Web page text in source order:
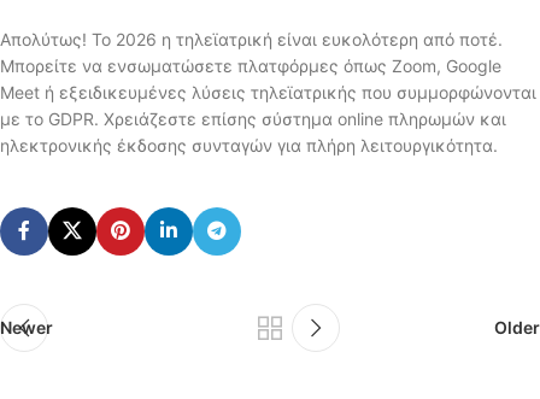
Απολύτως! Το 2026 η τηλεϊατρική είναι ευκολότερη από ποτέ.
Μπορείτε να ενσωματώσετε πλατφόρμες όπως Zoom, Google
Meet ή εξειδικευμένες λύσεις τηλεϊατρικής που συμμορφώνονται
με το GDPR. Χρειάζεστε επίσης σύστημα online πληρωμών και
ηλεκτρονικής έκδοσης συνταγών για πλήρη λειτουργικότητα.
Newer Older